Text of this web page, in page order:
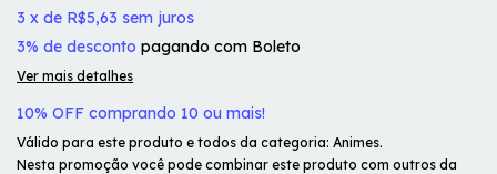
3 x de R$5,63 sem juros
3% de desconto pagando com Boleto
Ver mais detalhes
10% OFF comprando 10 ou mais!
Válido para este produto e todos da categoria: Animes.
Nesta promoção você pode combinar este produto com outros da